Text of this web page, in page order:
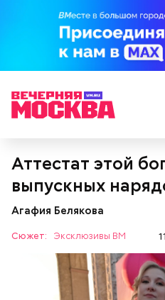
Аттестат этой
выпускных
Агафия Белякова
Сюжет: Эксклюзивы ВМ
Тонкости от шефа:
порционно и со сметаной